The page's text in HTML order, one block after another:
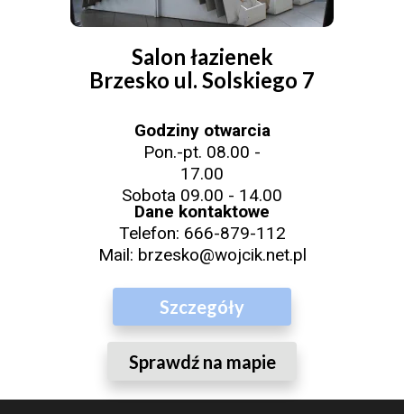
Szczegóły
Sprawdź na mapie
Salon łazienek
Brzesko ul. Solskiego 7
Godziny otwarcia
Pon.-pt. 08.00 -
17.00
Sobota 09.00 - 14.00
Dane kontaktowe
Telefon: 666-879-112
Mail: brzesko@wojcik.net.pl